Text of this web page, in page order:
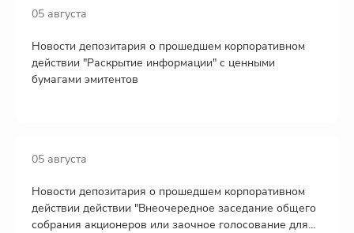
05 августа
Новости депозитария о прошедшем корпоративном
действии "Раскрытие информации" с ценными
бумагами эмитентов
05 августа
Новости депозитария о прошедшем корпоративном
действии действии "Внеочередное заседание общего
собрания акционеров или заочное голосование для